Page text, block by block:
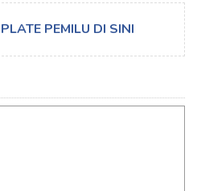
PEMILU DI SINI